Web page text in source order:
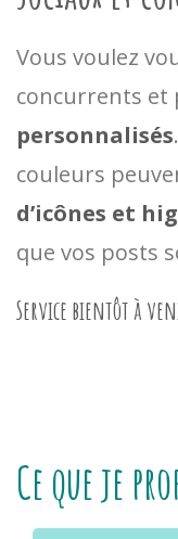
Vous voulez
concurrents et
personnalisés.
couleurs
d’icônes et
que vos posts
Service bientôt à
Ce que je